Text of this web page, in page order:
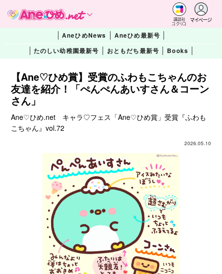
講談社
コクリコ
マイページ
AneひめNews
Aneひめ最新号
たのしい幼稚園最新号
おともだち最新号 Books
【Ane♡ひめ賞】受賞のふわもこちゃんのお
友達を紹介！「ぺんぺんあいすさん＆コーン
さん」
Ane♡ひめ.net キャラ♡フェス「Ane♡ひめ賞」受賞『ふわも
こちゃん』vol.72
2026.05.10